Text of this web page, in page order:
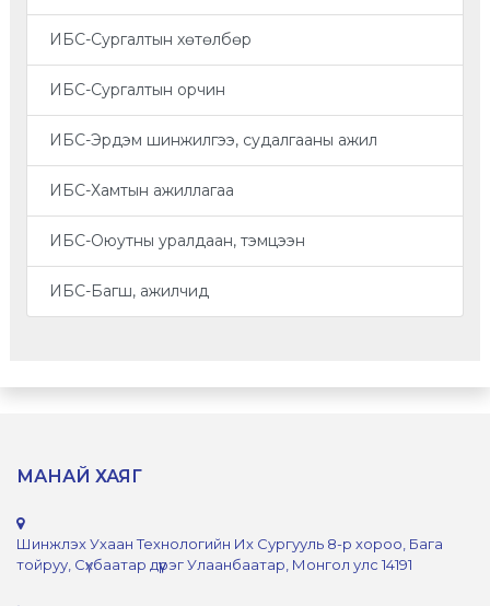
ИБС-Сургалтын хөтөлбөр
ИБС-Сургалтын орчин
ИБС-Эрдэм шинжилгээ, судалгааны ажил
ИБС-Хамтын ажиллагаа
ИБС-Оюутны уралдаан, тэмцээн
ИБС-Багш, ажилчид
МАНАЙ ХАЯГ
Шинжлэх Ухаан Технологийн Их Сургууль 8-р хороо, Бага
тойруу, Сүхбаатар дүүрэг Улаанбаатар, Монгол улс 14191